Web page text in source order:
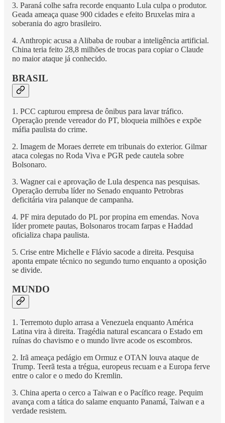
3. Paraná colhe safra recorde enquanto Lula culpa o produtor.
Geada ameaça quase 900 cidades e efeito Bruxelas mira a
soberania do agro brasileiro.
4. Anthropic acusa a Alibaba de roubar a inteligência artificial.
China teria feito 28,8 milhões de trocas para copiar o Claude
no maior ataque já conhecido.
BRASIL
1. PCC capturou empresa de ônibus para lavar tráfico.
Operação prende vereador do PT, bloqueia milhões e expõe
máfia paulista do crime.
2. Imagem de Moraes derrete em tribunais do exterior. Gilmar
ataca colegas no Roda Viva e PGR pede cautela sobre
Bolsonaro.
3. Wagner cai e aprovação de Lula despenca nas pesquisas.
Operação derruba líder no Senado enquanto Petrobras
deficitária vira palanque de campanha.
4. PF mira deputado do PL por propina em emendas. Nova
líder promete pautas, Bolsonaros trocam farpas e Haddad
oficializa chapa paulista.
5. Crise entre Michelle e Flávio sacode a direita. Pesquisa
aponta empate técnico no segundo turno enquanto a oposição
se divide.
MUNDO
1. Terremoto duplo arrasa a Venezuela enquanto América
Latina vira à direita. Tragédia natural escancara o Estado em
ruínas do chavismo e o mundo livre acode os escombros.
2. Irã ameaça pedágio em Ormuz e OTAN louva ataque de
Trump. Teerã testa a trégua, europeus recuam e a Europa ferve
entre o calor e o medo do Kremlin.
3. China aperta o cerco a Taiwan e o Pacífico reage. Pequim
avança com a tática do salame enquanto Panamá, Taiwan e a
verdade resistem.